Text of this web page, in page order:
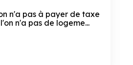
n'a pas à payer de taxe
n'a pas de logeme...